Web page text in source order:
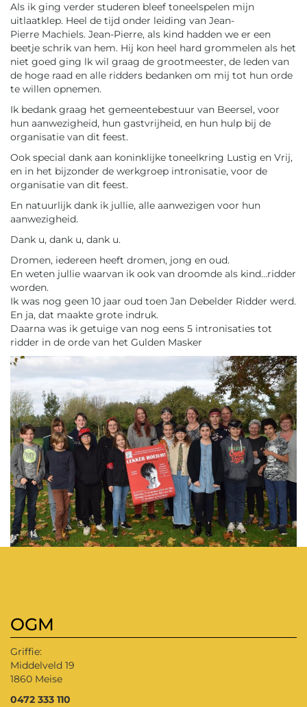
Als ik ging verder studeren bleef toneelspelen mijn
uitlaatklep. Heel de tijd onder leiding van Jean-
Pierre Machiels. Jean-Pierre, als kind hadden we er een
beetje schrik van hem. Hij kon heel hard grommelen als het
niet goed ging lk wil graag de grootmeester, de leden van
de hoge raad en alle ridders bedanken om mij tot hun orde
te willen opnemen.
Ik bedank graag het gemeentebestuur van Beersel, voor
hun aanwezigheid, hun gastvrijheid, en hun hulp bij de
organisatie van dit feest.
Ook special dank aan koninklijke toneelkring Lustig en Vrij,
en in het bijzonder de werkgroep intronisatie, voor de
organisatie van dit feest.
En natuurlijk dank ik jullie, alle aanwezigen voor hun
aanwezigheid.
Dank u, dank u, dank u.
Dromen, iedereen heeft dromen, jong en oud.
En weten jullie waarvan ik ook van droomde als kind…ridder
worden.
Ik was nog geen 10 jaar oud toen Jan Debelder Ridder werd.
En ja, dat maakte grote indruk.
Daarna was ik getuige van nog eens 5 intronisaties tot
ridder in de orde van het Gulden Masker
OGM
Griffie:
Middelveld 19
1860 Meise
0472 333 110